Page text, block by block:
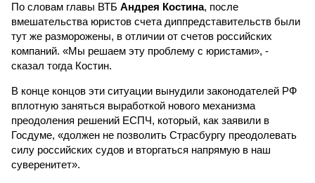
По словам главы ВТБ Андрея Костина, после
вмешательства юристов счета диппредставительств были
тут же разморожены, в отличии от счетов российских
компаний. «Мы решаем эту проблему с юристами», -
сказал тогда Костин.
В конце концов эти ситуации вынудили законодателей РФ
вплотную заняться выработкой нового механизма
преодоления решений ЕСПЧ, который, как заявили в
Госдуме, «должен не позволить Страсбургу преодолевать
силу российских судов и вторгаться напрямую в наш
суверенитет».